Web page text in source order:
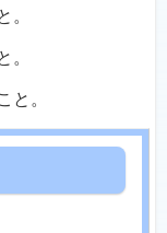
。
。
と。